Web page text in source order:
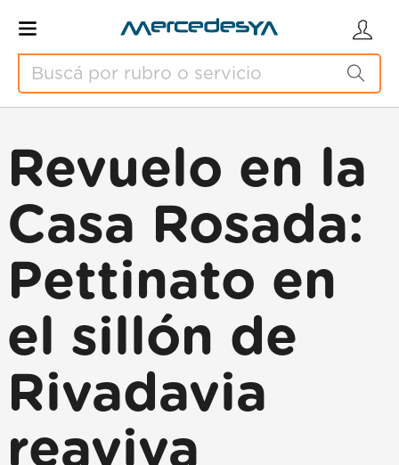
Revuelo en la
Casa Rosada:
Pettinato en
el sillón de
Rivadavia
reaviva